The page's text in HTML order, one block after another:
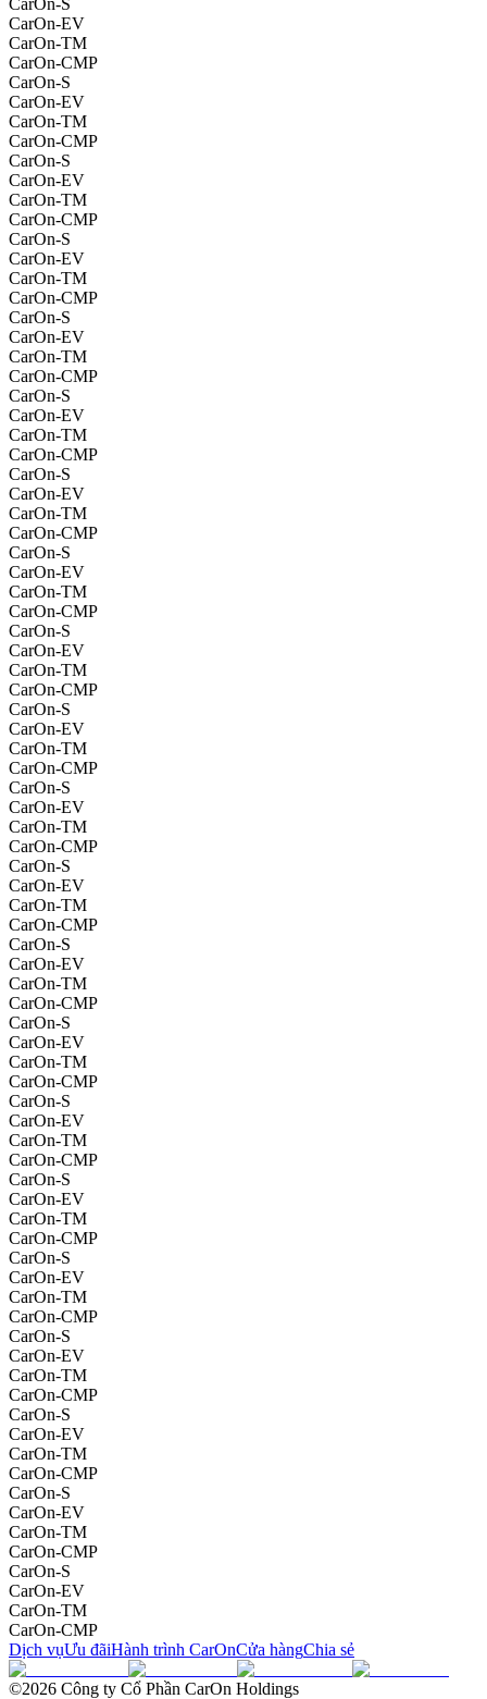
CarOn-EV
CarOn-TM
CarOn-CMP
CarOn-S
CarOn-EV
CarOn-TM
CarOn-CMP
CarOn-S
CarOn-EV
CarOn-TM
CarOn-CMP
CarOn-S
CarOn-EV
CarOn-TM
CarOn-CMP
CarOn-S
CarOn-EV
CarOn-TM
CarOn-CMP
CarOn-S
CarOn-EV
CarOn-TM
CarOn-CMP
CarOn-S
CarOn-EV
CarOn-TM
CarOn-CMP
CarOn-S
CarOn-EV
CarOn-TM
CarOn-CMP
CarOn-S
CarOn-EV
CarOn-TM
CarOn-CMP
CarOn-S
CarOn-EV
CarOn-TM
CarOn-CMP
CarOn-S
CarOn-EV
CarOn-TM
CarOn-CMP
CarOn-S
CarOn-EV
CarOn-TM
CarOn-CMP
CarOn-S
CarOn-EV
CarOn-TM
CarOn-CMP
CarOn-S
CarOn-EV
CarOn-TM
CarOn-CMP
CarOn-S
CarOn-EV
CarOn-TM
CarOn-CMP
CarOn-S
CarOn-EV
CarOn-TM
CarOn-CMP
CarOn-S
CarOn-EV
CarOn-TM
CarOn-CMP
CarOn-S
CarOn-EV
CarOn-TM
CarOn-CMP
CarOn-S
CarOn-EV
CarOn-TM
CarOn-CMP
CarOn-S
CarOn-EV
CarOn-TM
CarOn-CMP
CarOn-S
CarOn-EV
CarOn-TM
CarOn-CMP
Dịch vụƯu đãiHành trình CarOnCửa hàngChia sẻ
©2026 Công ty Cổ Phần CarOn Holdings